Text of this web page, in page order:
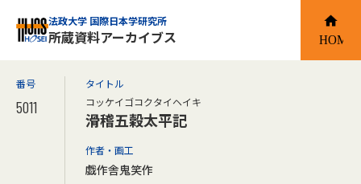
法政大学 国際日本学研究所
所蔵資料アーカイブス
番号
5011
タイトル
コッケイゴコクタイヘイキ
滑稽五穀太平記
作者・画工
戯作舎鬼笑作